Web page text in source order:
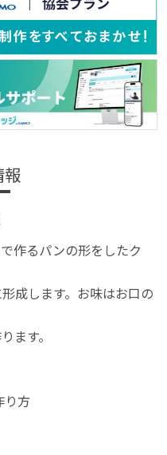
報
作るパンの形をしたク
成します。お味はお口の
ます。
り方